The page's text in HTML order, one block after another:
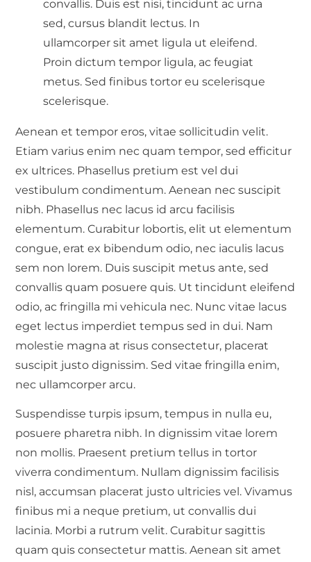
convallis. Duis est nisi, tincidunt ac urna
sed, cursus blandit lectus. In
ullamcorper sit amet ligula ut eleifend.
Proin dictum tempor ligula, ac feugiat
metus. Sed finibus tortor eu scelerisque
scelerisque.
Aenean et tempor eros, vitae sollicitudin velit.
Etiam varius enim nec quam tempor, sed efficitur
ex ultrices. Phasellus pretium est vel dui
vestibulum condimentum. Aenean nec suscipit
nibh. Phasellus nec lacus id arcu facilisis
elementum. Curabitur lobortis, elit ut elementum
congue, erat ex bibendum odio, nec iaculis lacus
sem non lorem. Duis suscipit metus ante, sed
convallis quam posuere quis. Ut tincidunt eleifend
odio, ac fringilla mi vehicula nec. Nunc vitae lacus
eget lectus imperdiet tempus sed in dui. Nam
molestie magna at risus consectetur, placerat
suscipit justo dignissim. Sed vitae fringilla enim,
nec ullamcorper arcu.
Suspendisse turpis ipsum, tempus in nulla eu,
posuere pharetra nibh. In dignissim vitae lorem
non mollis. Praesent pretium tellus in tortor
viverra condimentum. Nullam dignissim facilisis
nisl, accumsan placerat justo ultricies vel. Vivamus
finibus mi a neque pretium, ut convallis dui
lacinia. Morbi a rutrum velit. Curabitur sagittis
quam quis consectetur mattis. Aenean sit amet